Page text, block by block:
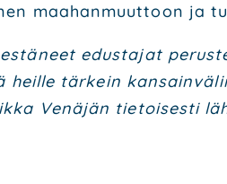
maa­han­muut­toon ja
edus­ta­jat
heil­le tär­kein
Venä­jän tie­toi­ses­ti